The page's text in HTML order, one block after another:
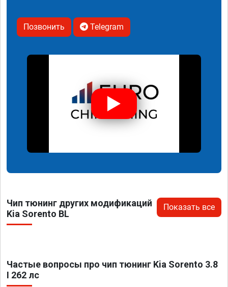
Позвонить Telegram
Чип тюнинг других модификаций
Kia Sorento BL
Показать все
Частые вопросы про чип тюнинг Kia Sorento 3.8
I 262 лс